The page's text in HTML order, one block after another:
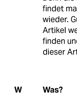
findet
wieder.
Artikel
finden
dieser
W Was?